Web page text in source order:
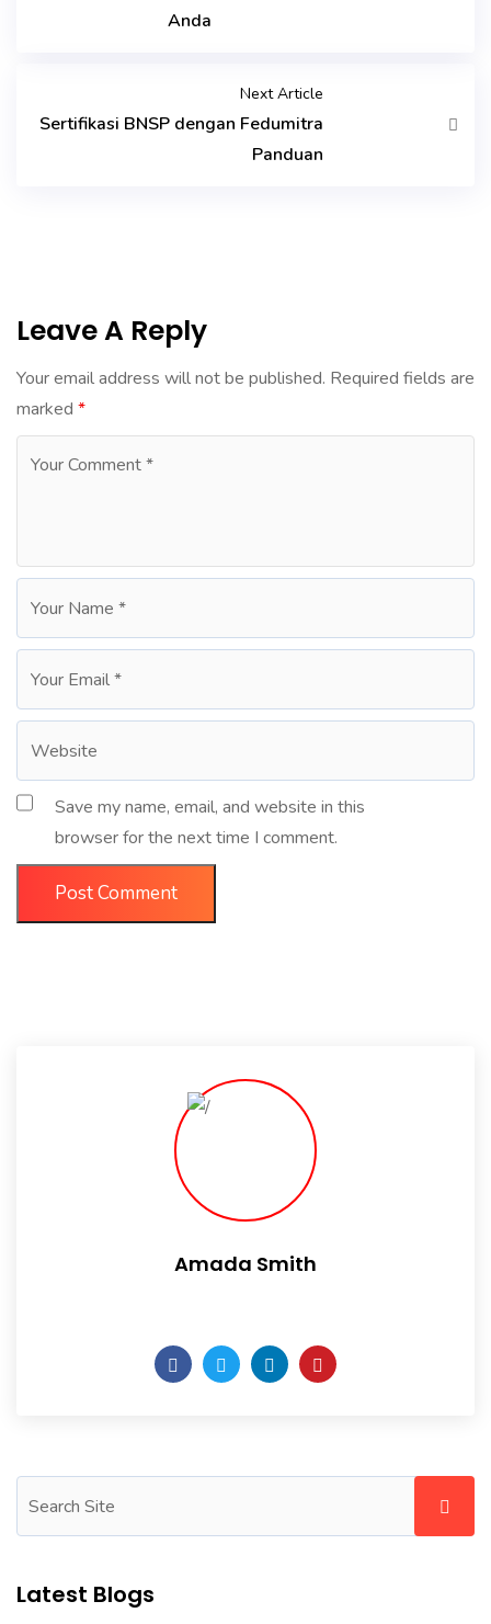
Anda
Next Article
Sertifikasi BNSP dengan Fedumitra
Panduan
Leave A Reply
Your email address will not be published. Required fields are
marked *
Save my name, email, and website in this
browser for the next time I comment.
Amada Smith
Latest Blogs